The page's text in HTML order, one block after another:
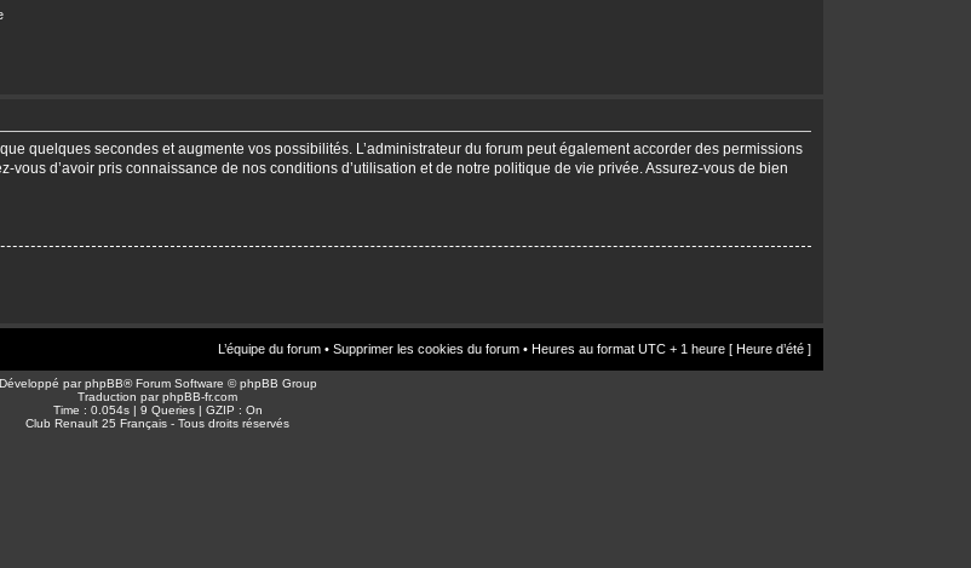
quelques secondes et augmente vos possibilités. L’administrateur du forum peut également accorder des permissions
d’avoir pris connaissance de nos conditions d’utilisation et de notre politique de vie privée. Assurez-vous de bien
L’équipe du forum • Supprimer les cookies du forum • Heures au format UTC + 1 heure [ Heure d’été ]
Développé parphpBB® Forum Software © phpBB Group
Traduction parphpBB-fr.com
Time : 0.054s | 9 Queries | GZIP : On
Club Renault 25 Français - Tous droits réservés